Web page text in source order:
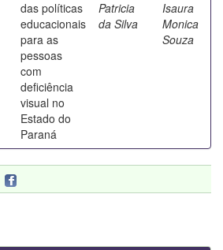
das políticas
educacionais
para as
pessoas
com
deficiência
visual no
Estado do
Paraná
Patricia
da Silva
Isaura
Monica
Souza